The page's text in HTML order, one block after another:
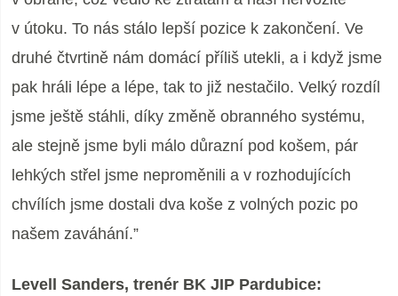
v útoku. To nás stálo lepší pozice k zakončení. Ve
druhé čtvrtině nám domácí příliš utekli, a i když jsme
pak hráli lépe a lépe, tak to již nestačilo. Velký rozdíl
jsme ještě stáhli, díky změně obranného systému,
ale stejně jsme byli málo důrazní pod košem, pár
lehkých střel jsme neproměnili a v rozhodujících
chvílích jsme dostali dva koše z volných pozic po
našem zaváhání.”
Levell Sanders, trenér BK JIP Pardubice: